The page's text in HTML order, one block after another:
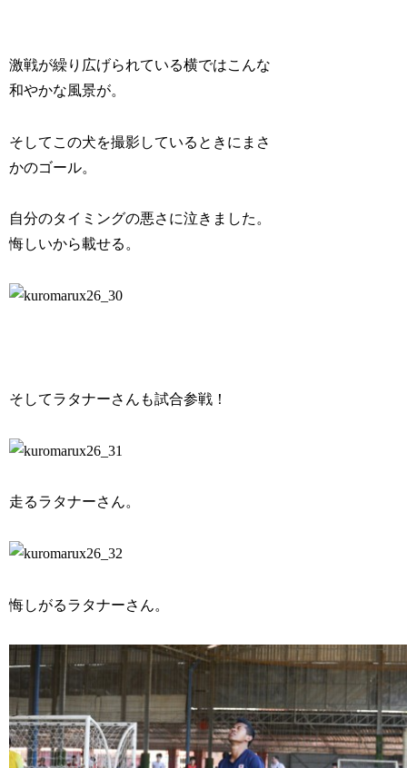
激戦が繰り広げられている横ではこんな
和やかな風景が。
そしてこの犬を撮影しているときにまさ
かのゴール。
自分のタイミングの悪さに泣きました。
悔しいから載せる。
そしてラタナーさんも試合参戦！
走るラタナーさん。
悔しがるラタナーさん。